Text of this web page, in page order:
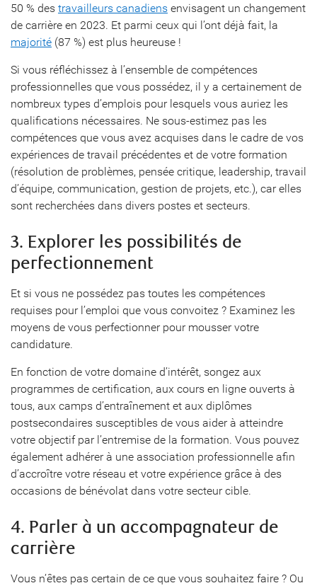
50 % des travailleurs canadiens envisagent un changement
de carrière en 2023. Et parmi ceux qui l’ont déjà fait, la
majorité (87 %) est plus heureuse !
Si vous réfléchissez à l’ensemble de compétences
professionnelles que vous possédez, il y a certainement de
nombreux types d’emplois pour lesquels vous auriez les
qualifications nécessaires. Ne sous-estimez pas les
compétences que vous avez acquises dans le cadre de vos
expériences de travail précédentes et de votre formation
(résolution de problèmes, pensée critique, leadership, travail
d’équipe, communication, gestion de projets, etc.), car elles
sont recherchées dans divers postes et secteurs.
3. Explorer les possibilités de
perfectionnement
Et si vous ne possédez pas toutes les compétences
requises pour l’emploi que vous convoitez ? Examinez les
moyens de vous perfectionner pour mousser votre
candidature.
En fonction de votre domaine d’intérêt, songez aux
programmes de certification, aux cours en ligne ouverts à
tous, aux camps d’entraînement et aux diplômes
postsecondaires susceptibles de vous aider à atteindre
votre objectif par l’entremise de la formation. Vous pouvez
également adhérer à une association professionnelle afin
d’accroître votre réseau et votre expérience grâce à des
occasions de bénévolat dans votre secteur cible.
4. Parler à un accompagnateur de
carrière
Vous n’êtes pas certain de ce que vous souhaitez faire ? Ou